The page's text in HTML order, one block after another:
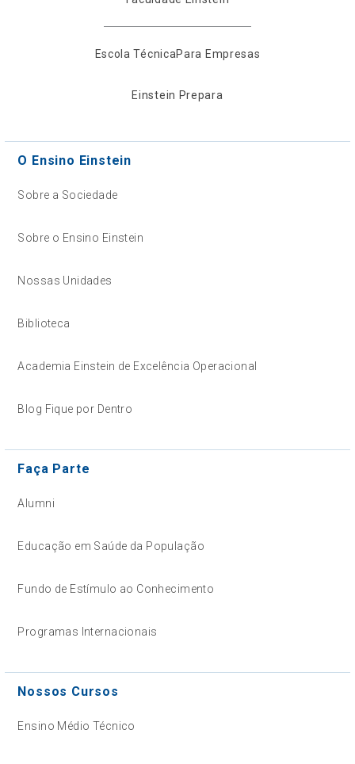
Escola TécnicaPara Empresas
Einstein Prepara
O Ensino Einstein
Sobre a Sociedade
Sobre o Ensino Einstein
Nossas Unidades
Biblioteca
Academia Einstein de Excelência Operacional
Blog Fique por Dentro
Faça Parte
Alumni
Educação em Saúde da População
Fundo de Estímulo ao Conhecimento
Programas Internacionais
Nossos Cursos
Ensino Médio Técnico